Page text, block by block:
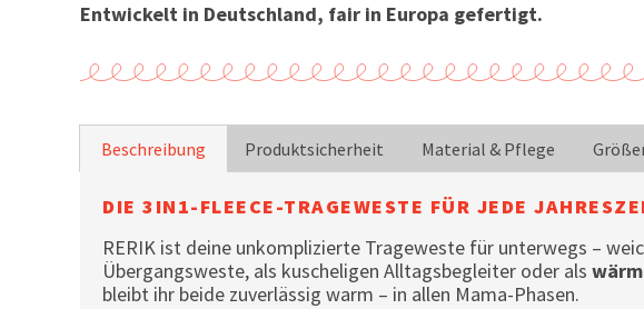
Entwickelt in Deutschland, fair in Europa gefertigt.
Beschreibung Produktsicherheit Material & Pflege
DIE 3IN1-FLEECE-TRAGEWESTE FÜR JEDE
RERIK ist deine unkomplizierte Trageweste für unterwegs –
Übergangsweste, als kuscheligen Alltagsbegleiter oder als
bleibt ihr beide zuverlässig warm – in allen Mama-Phasen.